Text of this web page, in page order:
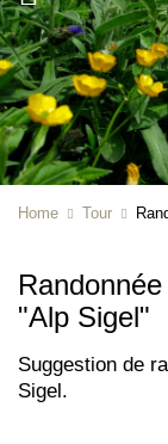
Home Tour
"Alp Sigel"
Suggestion de
Sigel.